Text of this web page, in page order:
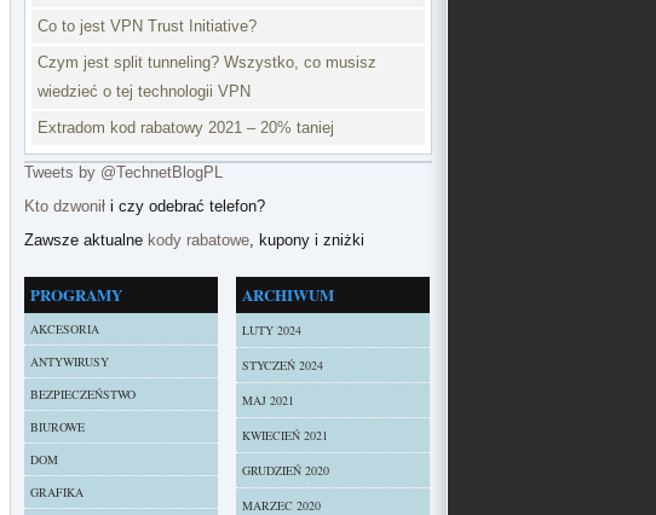
Co to jest VPN Trust Initiative?
Czym jest split tunneling? Wszystko, co musisz
wiedzieć o tej technologii VPN
Extradom kod rabatowy 2021 – 20% taniej
Tweets by @TechnetBlogPL
Kto dzwonił i czy odebrać telefon?
Zawsze aktualne kody rabatowe, kupony i zniżki
ARCHIWUM
LUTY 2024
STYCZEŃ 2024
MAJ 2021
KWIECIEŃ 2021
GRUDZIEŃ 2020
MARZEC 2020
PROGRAMY
AKCESORIA
ANTYWIRUSY
BEZPIECZEŃSTWO
BIUROWE
DOM
GRAFIKA